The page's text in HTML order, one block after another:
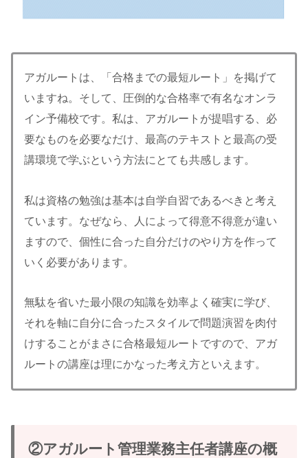
アガルートは、「合格までの最短ルート」を掲げて
いますね。そして、圧倒的な合格率で有名なオンラ
イン予備校です。私は、アガルートが提唱する、必
要なものを必要なだけ、最高のテキストと最高の受
講環境で学ぶという方法にとても共感します。
私は資格の勉強は基本は自学自習であるべきと考え
ています。なぜなら、人によって得意不得意が違い
ますので、個性に合った自分だけのやり方を作って
いく必要があります。
無駄を省いた最小限の知識を効率よく確実に学び、
それを軸に自分に合ったスタイルで問題演習を肉付
けすることがまさに合格最短ルートですので、アガ
ルートの講座は理にかなった考え方といえます。
②アガルート管理業務主任者講座の概